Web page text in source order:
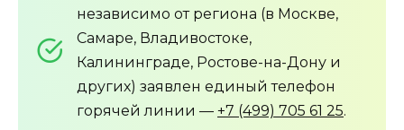
независимо от региона (в Москве,
Самаре, Владивостоке,
Калининграде, Ростове-на-Дону и
других) заявлен единый телефон
горячей линии — +7 (499) 705 61 25.